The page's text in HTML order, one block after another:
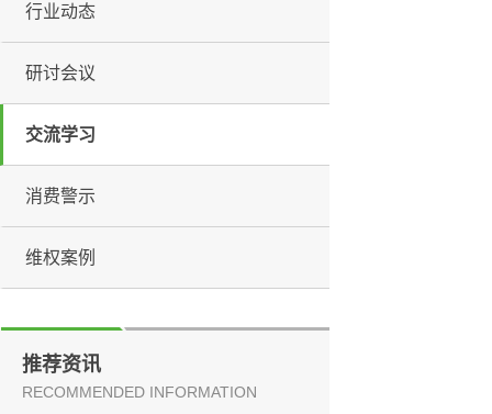
行业动态
研讨会议
交流学习
消费警示
维权案例
推荐资讯
RECOMMENDED INFORMATION
佛山市市场监督管理局关于印发《2
协会考察团赴福州考察